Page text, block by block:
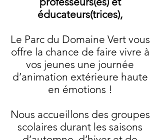
éducateurs(trices),
Le Parc du Domaine Vert vous
offre la chance de faire vivre à
vos jeunes une journée
d’animation extérieure haute
en émotions !
Nous accueillons des groupes
scolaires durant les saisons